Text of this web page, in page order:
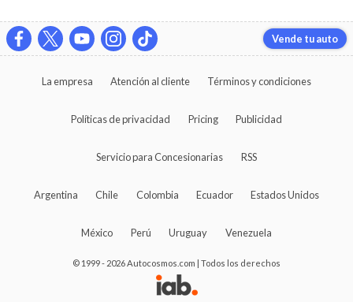
Vende tu auto
La empresa Atención al cliente Términos y condiciones
Políticas de privacidad Pricing Publicidad
Servicio para Concesionarias RSS
Argentina Chile Colombia Ecuador Estados Unidos
México Perú Uruguay Venezuela
© 1999 - 2026 Autocosmos.com | Todos los derechos